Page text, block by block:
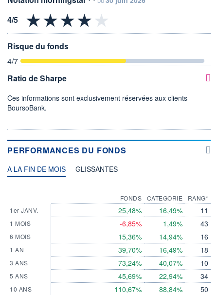
Risque du fonds
4/7
Ratio de Sharpe
Ces informations sont exclusivement réservées aux clients
BoursoBank.
PERFORMANCES DU FONDS
A LA FIN DE MOIS GLISSANTES
1er JANV.
1 MOIS
6 MOIS
1 AN
3 ANS
5 ANS
10 ANS
FONDS
25,48%
-6,85%
15,36%
39,70%
73,24%
45,69%
110,67%
CATEGORIE
16,49%
1,49%
14,94%
16,49%
40,07%
22,94%
88,84%
RANG*
11
43
16
18
10
34
50